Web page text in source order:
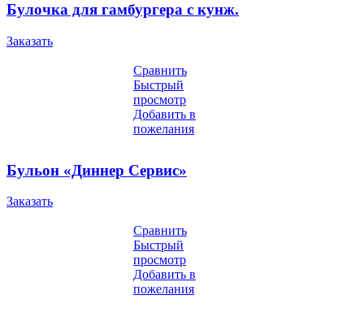
Булочка для гамбургера с кунж.
Заказать
Сравнить
Быстрый
просмотр
Добавить в
пожелания
Бульон «Диннер Сервис»
Заказать
Сравнить
Быстрый
просмотр
Добавить в
пожелания